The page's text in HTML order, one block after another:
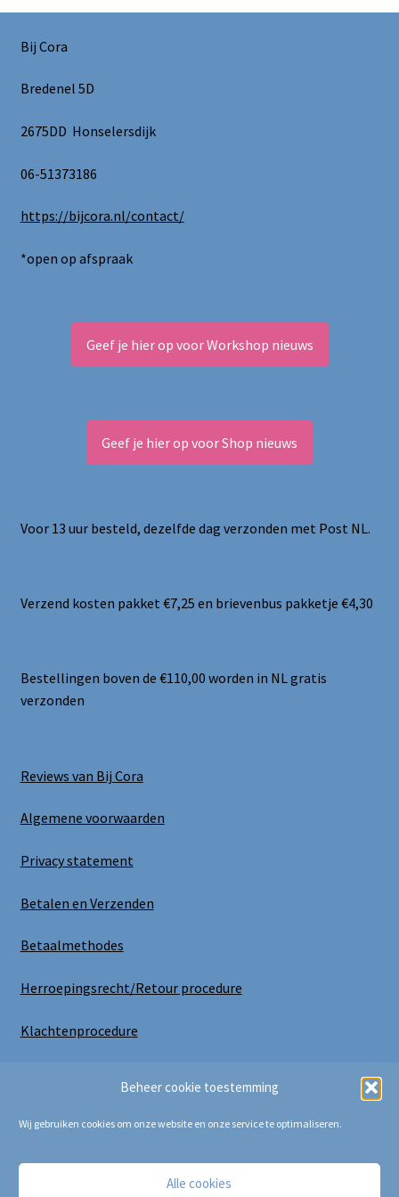
Beheer cookie toestemming
Wij gebruiken cookies om onze website en onze service te optimaliseren.
Alle cookies
Bij Cora
Bredenel 5D
2675DD Honselersdijk
06-51373186
https://bijcora.nl/contact/
*open op afspraak
Geef je hier op voor Workshop nieuws
Geef je hier op voor Shop nieuws
Voor 13 uur besteld, dezelfde dag verzonden met Post NL.
Verzend kosten pakket €7,25 en brievenbus pakketje €4,30
Bestellingen boven de €110,00 worden in NL gratis
verzonden
Reviews van Bij Cora
Algemene voorwaarden
Privacy statement
Betalen en Verzenden
Betaalmethodes
Herroepingsrecht/Retour procedure
Klachtenprocedure